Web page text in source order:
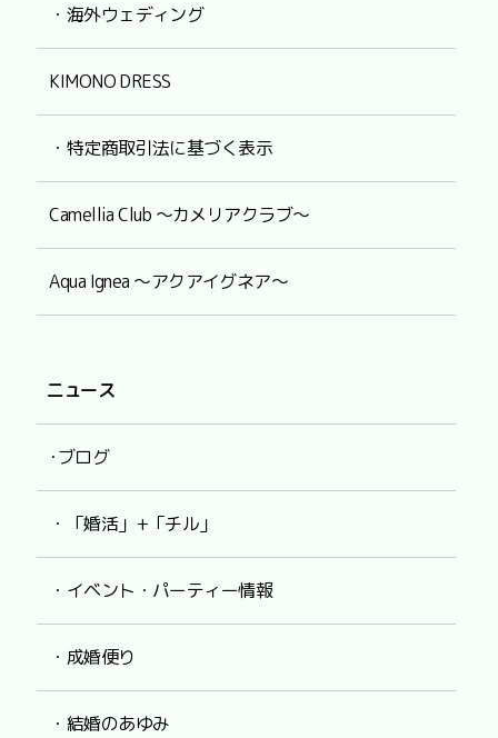
・海外ウェディング
KIMONO DRESS
・特定商取引法に基づく表示
Camellia Club ～カメリアクラブ～
Aqua Ignea ～アクアイグネア～
ニュース
･ブログ
・「婚活」+「チル」
・イベント・パーティー情報
・成婚便り
・結婚のあゆみ